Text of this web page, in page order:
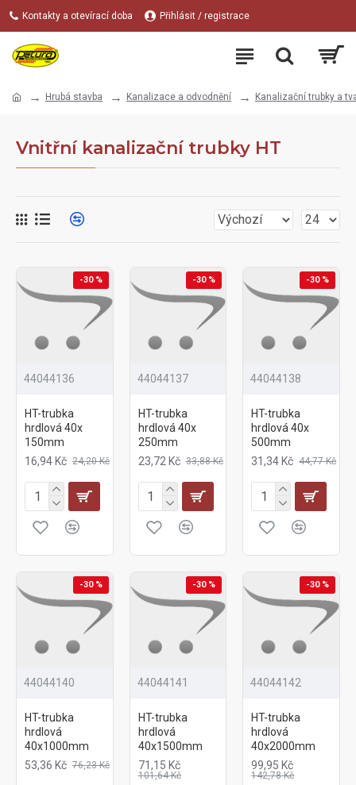
Kontakty a otevírací doba Přihlásit / registrace
Hrubá stavba Kanalizace a odvodnění Kanalizační trubky a
Vnitřní kanalizační trubky HT
-30 %
44044136
HT-trubka
hrdlová 40x
150mm
16,94 Kč 24,20 Kč
-30 %
44044137
HT-trubka
hrdlová 40x
250mm
23,72 Kč 33,88 Kč
-30 %
44044138
HT-trubka
hrdlová 40x
500mm
31,34 Kč 44,77 Kč
-30 %
44044140
HT-trubka
hrdlová
40x1000mm
53,36 Kč 76,23 Kč
-30 %
44044141
HT-trubka
hrdlová
40x1500mm
71,15 Kč
101,64 Kč
-30 %
44044142
HT-trubka
hrdlová
40x2000mm
99,95 Kč
142,78 Kč